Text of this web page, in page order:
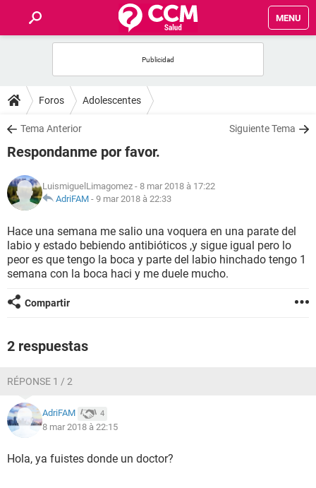
MENU
FORUMS
SALUD
FAMILIA
NUTRICIÓN
BIENESTAR
SEXUALIDAD
GLOSARIO
Foros Adolescentes
Tema Anterior Siguiente Tema
Respondanme por favor.
LuismiguelLimagomez - 8 mar 2018 à 17:22
AdriFAM - 9 mar 2018 à 22:33
Hace una semana me salio una voquera en una parate del
labio y estado bebiendo antibióticos ,y sigue igual pero lo
peor es que tengo la boca y parte del labio hinchado tengo 1
semana con la boca haci y me duele mucho.
Compartir
2 respuestas
RÉPONSE 1 / 2
AdriFAM 4
8 mar 2018 à 22:15
Hola, ya fuistes donde un doctor?